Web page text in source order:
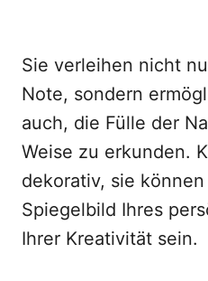
Sie verleihen nicht
Note, sondern
auch, die Fülle der
Weise zu erkunden.
dekorativ, sie
Spiegelbild Ihres
Ihrer Kreativität sein.